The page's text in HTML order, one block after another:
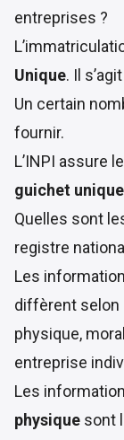
entreprises ?
Unique. Il
Un certain
fournir.
L’INPI assure le
guichet unique
Quelles sont
registre
Les
diffèrent selon
physique,
entreprise
Les
physique sont